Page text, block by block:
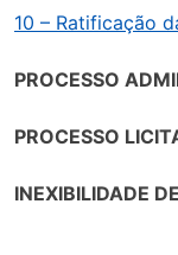
10 – Ratificação
PROCESSO
PROCESSO
INEXIBILIDADE